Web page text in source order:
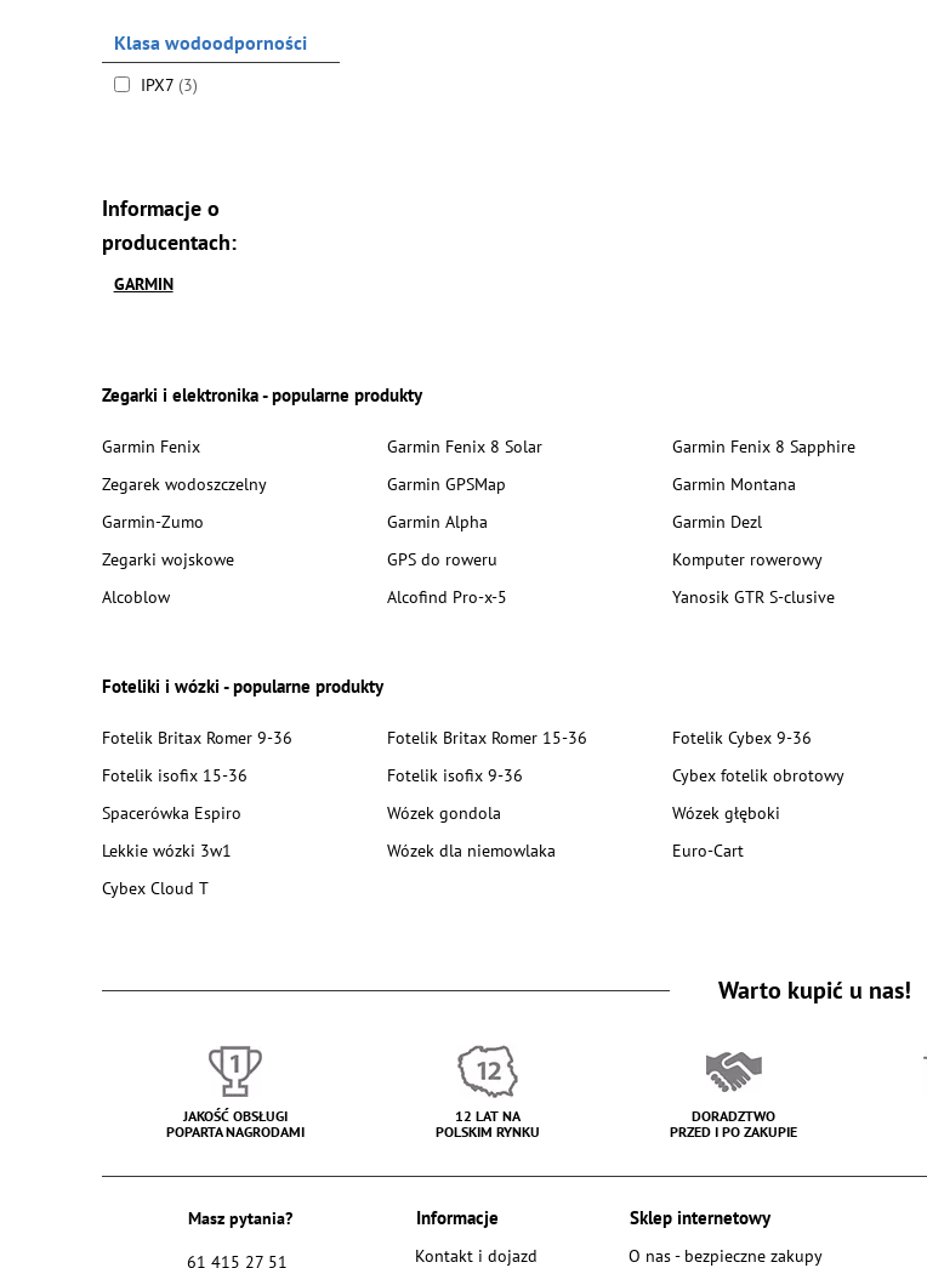
Klasa wodoodporności
IPX7 (3)
Informacje o
producentach:
GARMIN
Zegarki i elektronika - popularne produkty
Garmin Fenix Garmin Fenix 8 Solar Garmin Fenix 8 Sapphire
Zegarek wodoszczelny
Garmin GPSMap Garmin Montana
Garmin-Zumo
Garmin Alpha Garmin Dezl
Zegarki wojskowe
GPS do roweru Komputer rowerowy
Alcoblow
Alcofind Pro-x-5 Yanosik GTR S-clusive
Foteliki i wózki - popularne produkty
Fotelik Britax Romer 9-36 Fotelik Britax Romer 15-36 Fotelik Cybex 9-36
Fotelik isofix 15-36
Fotelik isofix 9-36 Cybex fotelik obrotowy
Spacerówka Espiro
Wózek gondola Wózek głęboki
Lekkie wózki 3w1
Wózek dla niemowlaka Euro-Cart
Cybex Cloud T
Warto kupić u nas!
JAKOŚĆ OBSŁUGI
POPARTA NAGRODAMI
12 LAT NA
POLSKIM RYNKU
DORADZTWO
PRZED I PO ZAKUPIE
Masz pytania?
61 415 27 51
Informacje
Kontakt i dojazd
Sklep internetowy
O nas - bezpieczne zakupy